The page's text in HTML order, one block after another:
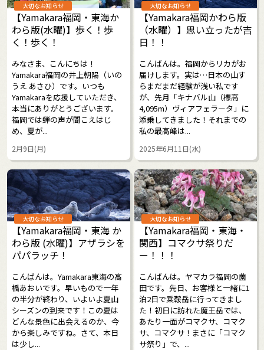
大切なお知らせ
【Yamakara福岡・東海か
わら版(水曜)】歩く！歩
く！歩く！
みなさま、こんにちは！
Yamakara福岡の井上朝陽（いの
うえ あさひ）です。いつも
Yamakaraを応援していただき、
本当にありがとうございます。
福岡では蝉の声が聞こえはじ
め、夏が...
2月9日(月)
大切なお知らせ
【Yamakara福岡かわら版
（水曜）】思い立ったが吉
日！！
こんばんは。福岡からリカがお
届けします。実は…日本の山す
らまだまだ経験が浅い私です
が、先月「キナバル山（標高
4,095m）ヴィアフェラータ」に
添乗してきました！それまでの
私の最高峰は...
2025年6月11日(水)
大切なお知らせ
【Yamakara福岡・東海 か
わら版 (水曜)】アザラシを
パパラッチ！
こんばんは。Yamakara東海の高
橋あおいです。早いもので一年
の半分が終わり、いよいよ夏山
シーズンの到来です！この夏は
どんな景色に出会えるのか、今
から楽しみですね。さて、本日
は少し...
大切なお知らせ
【Yamakara福岡・東海・
関西】コマクサ祭りだ
ー！！！
こんばんは。ヤマカラ福岡の薗
田です。先日、お客様と一緒に1
泊2日で乗鞍岳に行ってきまし
た！初日に訪れた魔王岳では、
あたり一面がコマクサ、コマク
サ、コマクサ！まさに「コマク
サ祭り」で、...